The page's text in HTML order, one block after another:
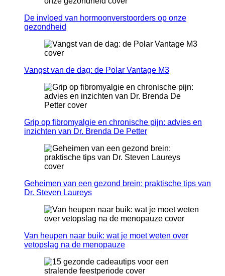
De invloed van hormoonverstoorders op onze
gezondheid
Vangst van de dag: de Polar Vantage M3
Grip op fibromyalgie en chronische pijn: advies en
inzichten van Dr. Brenda De Petter
Geheimen van een gezond brein: praktische tips van
Dr. Steven Laureys
Van heupen naar buik: wat je moet weten over
vetopslag na de menopauze